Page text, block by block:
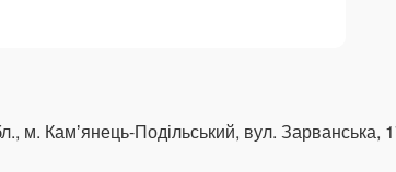
м. Камʼянець-Подільський, вул. Зарванська,